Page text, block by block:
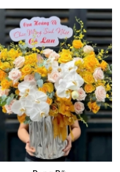
Mua ngay